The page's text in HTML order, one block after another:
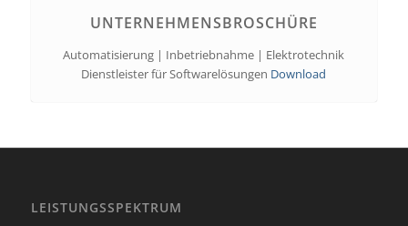
UNTERNEHMENSBROSCHÜRE
Automatisierung | Inbetriebnahme | Elektrotechnik
Dienstleister für Softwarelösungen Download
LEISTUNGSSPEKTRUM